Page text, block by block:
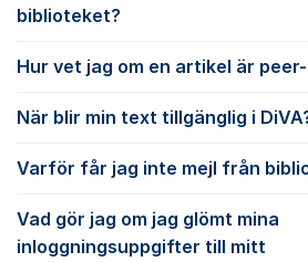
biblioteket?
Hur vet jag om en artikel är
När blir min text tillgänglig i
Varför får jag inte mejl från
Vad gör jag om jag glömt mina
inloggningsuppgifter till mitt